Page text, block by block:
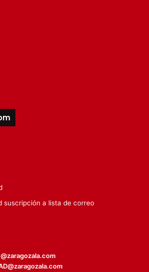
suscripción a lista de correo